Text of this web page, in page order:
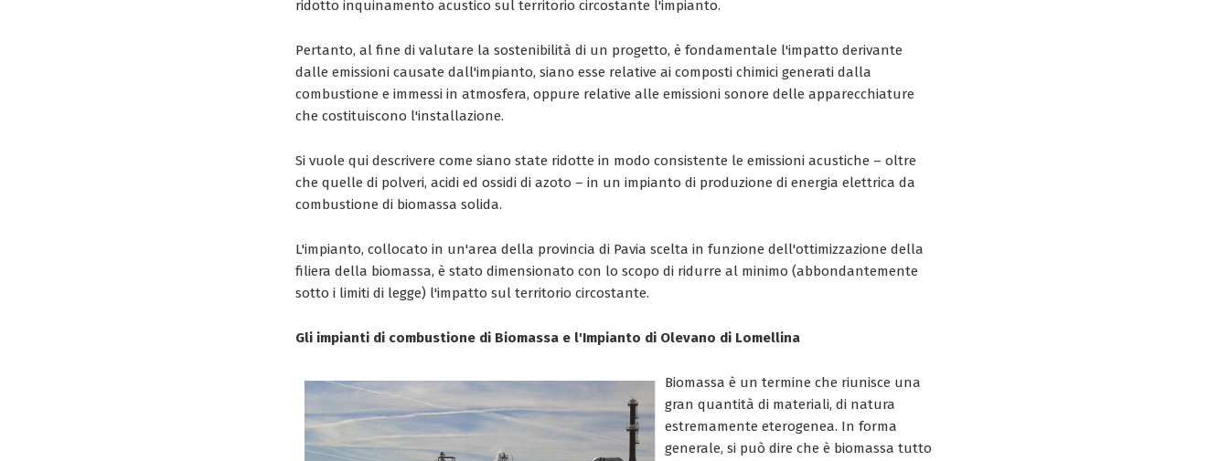
ridotto inquinamento acustico sul territorio circostante l'impianto.
Pertanto, al fine di valutare la sostenibilità di un progetto, è fondamentale l'impatto derivante
dalle emissioni causate dall'impianto, siano esse relative ai composti chimici generati dalla
combustione e immessi in atmosfera, oppure relative alle emissioni sonore delle apparecchiature
che costituiscono l'installazione.
Si vuole qui descrivere come siano state ridotte in modo consistente le emissioni acustiche – oltre
che quelle di polveri, acidi ed ossidi di azoto – in un impianto di produzione di energia elettrica da
combustione di biomassa solida.
L'impianto, collocato in un'area della provincia di Pavia scelta in funzione dell'ottimizzazione della
filiera della biomassa, è stato dimensionato con lo scopo di ridurre al minimo (abbondantemente
sotto i limiti di legge) l'impatto sul territorio circostante.
Gli impianti di combustione di Biomassa e l'Impianto di Olevano di Lomellina
Biomassa è un termine che riunisce una
gran quantità di materiali, di natura
estremamente eterogenea. In forma
generale, si può dire che è biomassa tutto